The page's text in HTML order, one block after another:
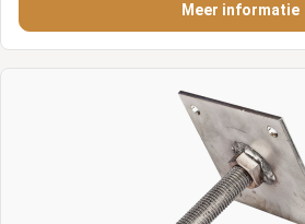
Meer informatie